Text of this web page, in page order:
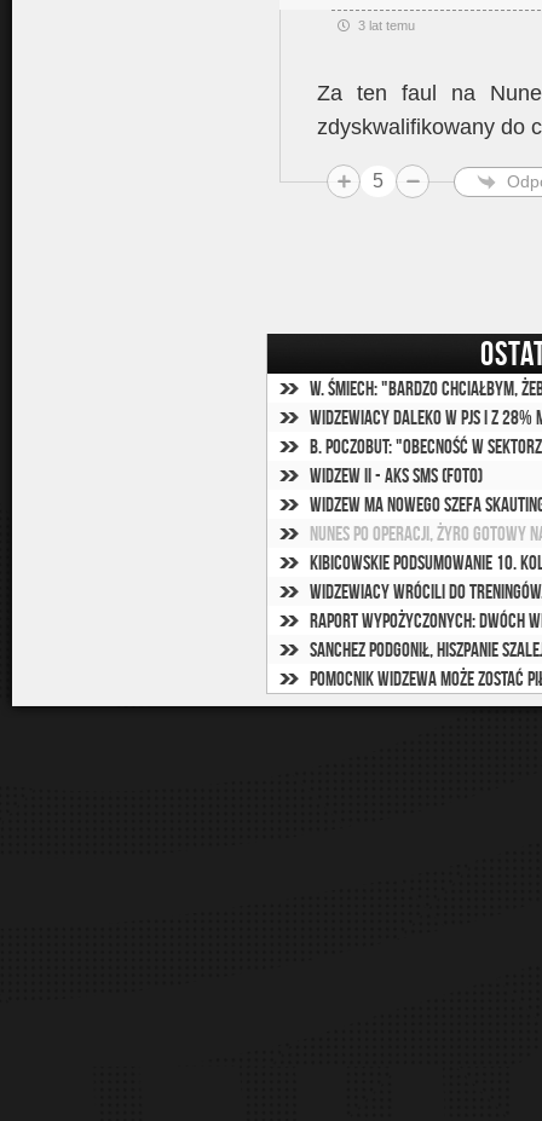
3 lat temu
Za ten faul na
zdyskwalifikowany do
5
Widzewiacy daleko w PJS i z 28%
B. Poczobut: "Obecność w
Widzew II - AKS SMS (foto)
Widzew ma nowego szefa
Nunes po operacji, Żyro gotowy
Kibicowskie podsumowanie 10.
Widzewiacy wrócili do
Raport wypożyczonych: Dwóch
Sanchez podgonił, Hiszpanie
Pomocnik Widzewa może zostać